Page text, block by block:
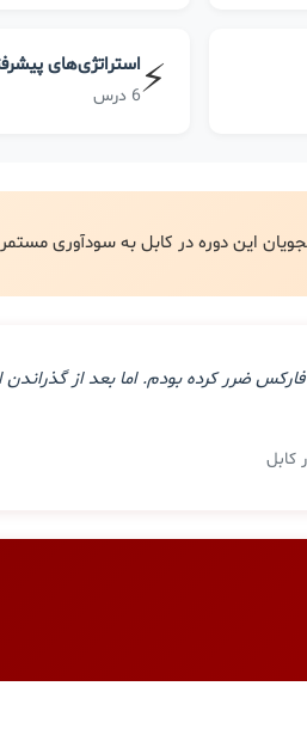
⚡استراتژی‌های
6 درس
فارکس ضرر کرده بودم. اما بعد از
کابل